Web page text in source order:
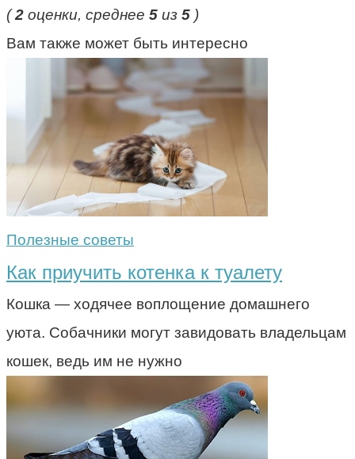
(2 оценки, среднее 5 из 5 )
Вам также может быть интересно
Полезные советы
Как приучить котенка к туалету
Кошка — ходячее воплощение домашнего
уюта. Собачники могут завидовать владельцам
кошек, ведь им не нужно